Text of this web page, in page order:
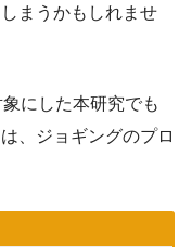
まうかもしれませ
にした本研究でも
、ジョギングのプロ